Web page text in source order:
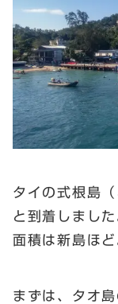
タイの式根島
と到着しました
面積は新島ほど
まずは、タオ島